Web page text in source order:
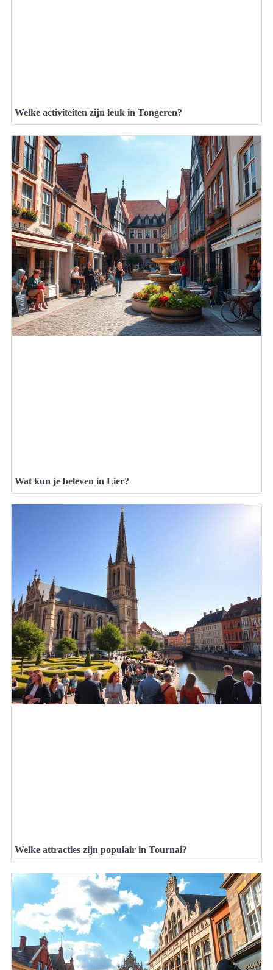
Welke activiteiten zijn leuk in Tongeren?
Wat kun je beleven in Lier?
Welke attracties zijn populair in Tournai?